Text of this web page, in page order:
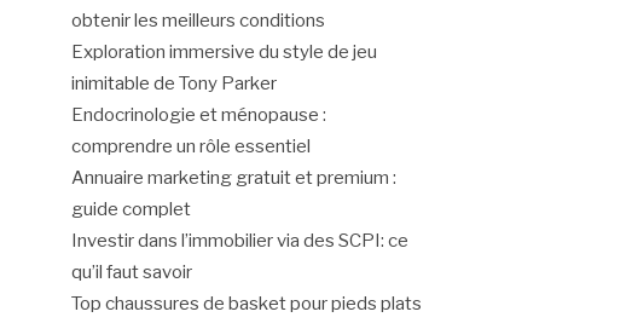
obtenir les meilleurs conditions
Exploration immersive du style de jeu
inimitable de Tony Parker
Endocrinologie et ménopause :
comprendre un rôle essentiel
Annuaire marketing gratuit et premium :
guide complet
Investir dans l’immobilier via des SCPI: ce
qu’il faut savoir
Top chaussures de basket pour pieds plats